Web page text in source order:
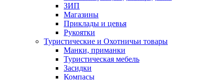
ЗИП
Магазины
Приклады и цевья
Рукоятки
Туристические и Охотничьи товары
Манки, приманки
Туристическая мебель
Засидки
Компасы